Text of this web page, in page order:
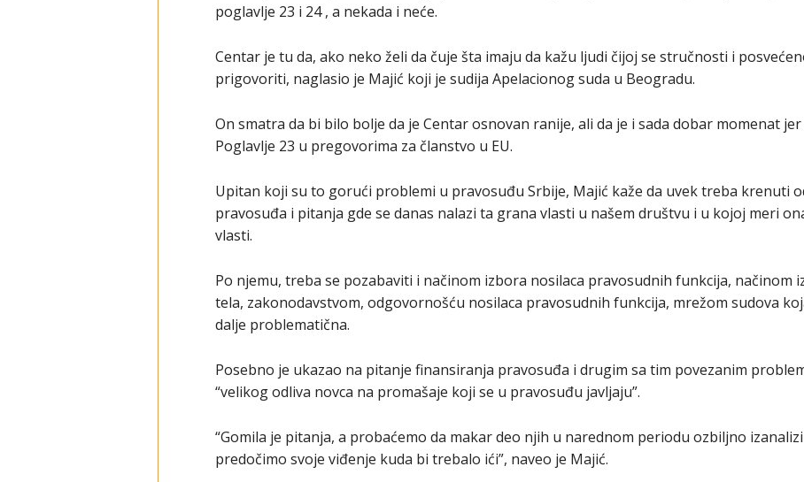
poglavlje 23 i 24 , a nekada i neće.
Centar je tu da, ako neko želi da čuje šta imaju da kažu ljudi čijoj se stručnosti i
prigovoriti, naglasio je Majić koji je sudija Apelacionog suda u Beogradu.
On smatra da bi bilo bolje da je Centar osnovan ranije, ali da je i sada dobar momenat
Poglavlje 23 u pregovorima za članstvo u EU.
Upitan koji su to gorući problemi u pravosuđu Srbije, Majić kaže da uvek treba krenuti
pravosuđa i pitanja gde se danas nalazi ta grana vlasti u našem društvu i u kojoj meri
vlasti.
Po njemu, treba se pozabaviti i načinom izbora nosilaca pravosudnih funkcija, načinom
tela, zakonodavstvom, odgovornošću nosilaca pravosudnih funkcija, mrežom sudova
dalje problematična.
Posebno je ukazao na pitanje finansiranja pravosuđa i drugim sa tim povezanim
“velikog odliva novca na promašaje koji se u pravosuđu javljaju”.
“Gomila je pitanja, a probaćemo da makar deo njih u narednom periodu ozbiljno
predočimo svoje viđenje kuda bi trebalo ići”, naveo je Majić.